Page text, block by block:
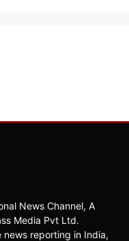
News Channel, A
Media Pvt Ltd.
news reporting in India,